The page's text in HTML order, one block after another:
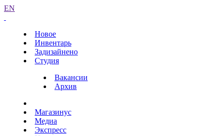
EN
Новое
Инвентарь
Задизайнено
Студия
Вакансии
Архив
Магазинус
Медиа
Экспресс